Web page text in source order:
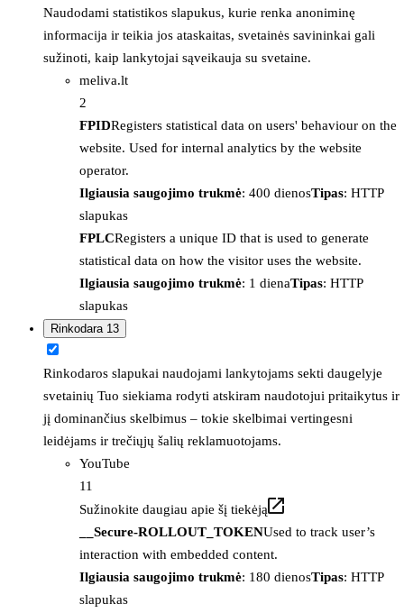
Naudodami statistikos slapukus, kurie renka anoniminę
informacija ir teikia jos ataskaitas, svetainės savininkai gali
sužinoti, kaip lankytojai sąveikauja su svetaine.
meliva.lt
2
FPIDRegisters statistical data on users' behaviour on the
website. Used for internal analytics by the website
operator.
Ilgiausia saugojimo trukmė: 400 dienosTipas: HTTP
slapukas
FPLCRegisters a unique ID that is used to generate
statistical data on how the visitor uses the website.
Ilgiausia saugojimo trukmė: 1 dienaTipas: HTTP
slapukas
Rinkodara 13
Rinkodaros slapukai naudojami lankytojams sekti daugelyje
svetainių Tuo siekiama rodyti atskiram naudotojui pritaikytus ir
jį dominančius skelbimus – tokie skelbimai vertingesni
leidėjams ir trečiųjų šalių reklamuotojams.
YouTube
11
Sužinokite daugiau apie šį tiekėją
__Secure-ROLLOUT_TOKENUsed to track user’s
interaction with embedded content.
Ilgiausia saugojimo trukmė: 180 dienosTipas: HTTP
slapukas